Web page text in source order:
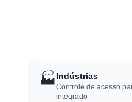
🏭Indústrias
Controle de acesso
integrado